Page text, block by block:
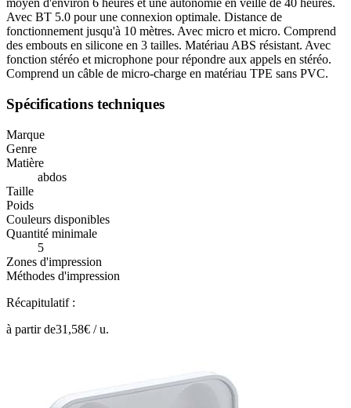
moyen d'environ 6 heures et une autonomie en veille de 40 heures.
Avec BT 5.0 pour une connexion optimale. Distance de
fonctionnement jusqu'à 10 mètres. Avec micro et micro. Comprend
des embouts en silicone en 3 tailles. Matériau ABS résistant. Avec
fonction stéréo et microphone pour répondre aux appels en stéréo.
Comprend un câble de micro-charge en matériau TPE sans PVC.
Spécifications techniques
Marque
Genre
Matière
abdos
Taille
Poids
Couleurs disponibles
Quantité minimale
5
Zones d'impression
Méthodes d'impression
Récapitulatif :
à partir de31,58€ /u.